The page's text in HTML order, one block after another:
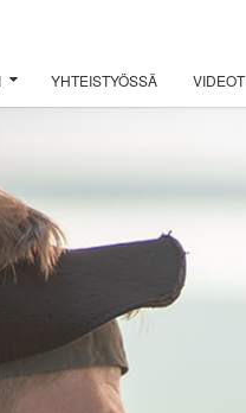
YHTEISTYÖSSÄ VIDEOT